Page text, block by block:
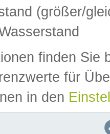
(größer/
finden Sie
für
in den